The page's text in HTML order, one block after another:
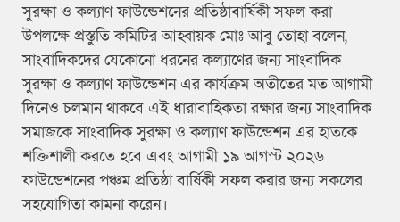
সুরক্ষা ও কল্যাণ ফাউন্ডেশনের প্রতিষ্ঠাবার্ষিকী সফল করা
উপলক্ষে প্রস্তুতি কমিটির আহ্বায়ক মোঃ আবু তোহা বলেন,
সাংবাদিকদের যেকোনো ধরনের কল্যাণের জন্য সাংবাদিক
সুরক্ষা ও কল্যাণ ফাউন্ডেশন এর কার্যক্রম অতীতের মত আগামী
দিনেও চলমান থাকবে এই ধারাবাহিকতা রক্ষার জন্য সাংবাদিক
সমাজকে সাংবাদিক সুরক্ষা ও কল্যাণ ফাউন্ডেশন এর হাতকে
শক্তিশালী করতে হবে এবং আগামী ১৯ আগস্ট ২০২৬
ফাউন্ডেশনের পঞ্চম প্রতিষ্ঠা বার্ষিকী সফল করার জন্য সকলের
সহযোগিতা কামনা করেন।